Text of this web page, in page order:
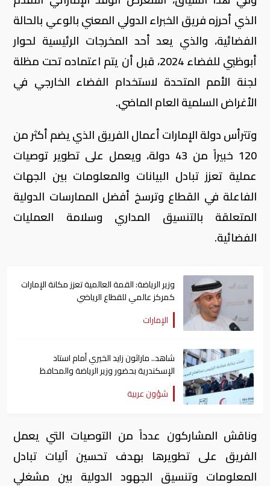
الذي أحرزه فريق الخبراء الدولي المعني بالوعي بالحالة
الفضائية، والذي يعد أحد المخرجات الرئيسية لحوار
أبوظبي للفضاء 2024، قبل أن يتم اعتماده تحت مظلة
لجنة الأمم المتحدة لاستخدام الفضاء الخارجي في
الأغراض السلمية العام الماضي.
وتترأس دولة الإمارات أعمال الفريق الذي يضم أكثر من
120 خبيراً من 43 دولة، ويعمل على تطوير توصيات
عملية تعزز تبادل البيانات والمعلومات بين الجهات
الفاعلة في القطاع وترسخ أفضل الممارسات الدولية
المتعلقة بالتنسيق المداري وسلامة العمليات
الفضائية.
وزير الرياضة: القمة العالمية تعزز مكانة الإمارات
كمركز عالمي للقطاع الرياضي
الإمارات
شاهد.. ماراثون زايد الخيري أمام استاد
الإسكندرية بحضور وزير الرياضة والمحافظ
شؤون عربية
وناقش المشاركون عدداً من التوصيات التي يعمل
الفريق على تطويرها بهدف تحسين آليات تبادل
المعلومات وتنسيق الجهود الدولية بين مشغلي